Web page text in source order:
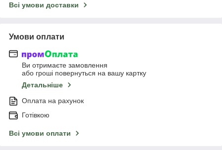
Всі умови доставки
Умови оплати
Ви отримаєте замовлення
або гроші повернуться на вашу картку
Детальніше
Оплата на рахунок
Готівкою
Всі умови оплати